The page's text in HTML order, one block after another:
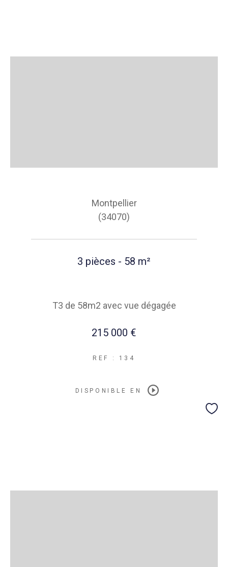
Montpellier
(34070)
3 pièces - 58 m²
T3 de 58m2 avec vue dégagée
215 000 €
REF : 134
DISPONIBLE EN